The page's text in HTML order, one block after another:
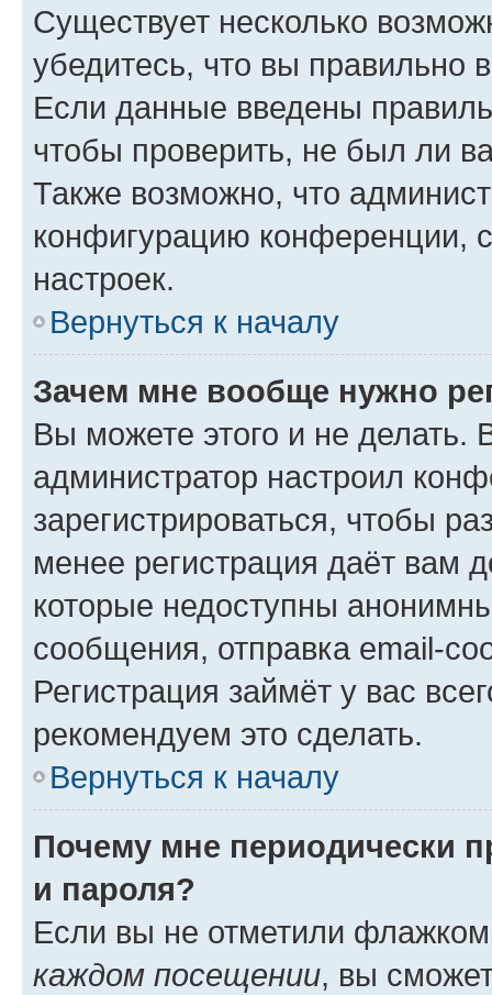
Существует несколько
убедитесь, что вы правильно
Если данные введены
чтобы проверить, не был ли
Также возможно, что
конфигурацию конференции,
настроек.
Вернуться к началу
Зачем мне вообще нужно
Вы можете этого и не делать.
администратор настроил
зарегистрироваться, чтобы
менее регистрация даёт вам
которые недоступны
сообщения, отправка email-
Регистрация займёт у вас
рекомендуем это сделать.
Вернуться к началу
Почему мне периодически
и пароля?
Если вы не отметили
каждом посещении, вы